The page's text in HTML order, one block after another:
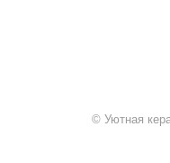
© Уютная